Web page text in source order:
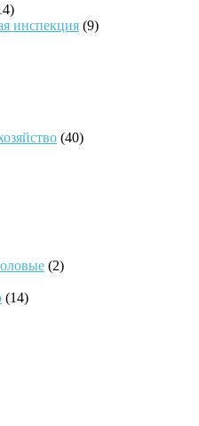
инспекция (9)
(40)
(2)
(14)